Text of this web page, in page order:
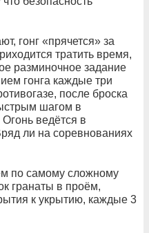
гонг «прячется» за
тратить время,
разминочное задание
гонга каждые три
после броска
шагом в
ведётся в
ли на соревнованиях
по самому сложному
гранаты в проём,
к укрытию, каждые 3